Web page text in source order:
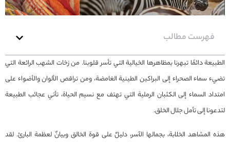
فهرست مطالب
الطبيعة دائمًا تبهرنا بمظاهرها الخيالية التي تأسر قلوبنا. من زخات الشهب الرائعة التي
تضيء سماء الصحراء إلى البراكين الطينية الغامضة، ومن تراقص الألوان والأضواء على
امتداد السماء إلى الكثبان الرملية التي تهتف مع نسيم الحياة، تأتي عجائب الطبيعة
لتدعونا إلى تأمل جلال الخلق.
هذه المشاهد الخلابة، بجمالها الآسر، دليلٌ على قوة الخالق وبيانٌ لعظمة البارئ. لقد